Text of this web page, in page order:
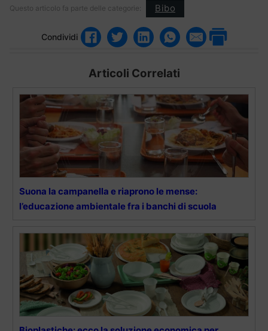
Questo articolo fa parte delle categorie: Bibo
Condividi
Articoli Correlati
Suona la campanella e riaprono le mense:
l’educazione ambientale fra i banchi di scuola